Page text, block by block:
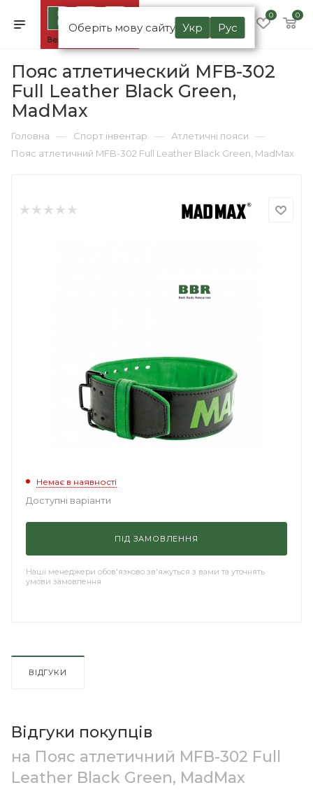
Оберіть мову сайту Укр Рус
0 0
Пояс атлетический MFB-302
Full Leather Black Green,
MadMax
Головна — Спорт інвентар — Атлетичні пояси —
Пояс атлетичний MFB-302 Full Leather Black Green, MadMax
Немає в наявності
Доступні варіанти
ПІД ЗАМОВЛЕННЯ
Наші менеджери обов'язково зв'яжуться з вами та уточнять
умови замовлення
ВІДГУКИ
Відгуки покупців
на Пояс атлетичний MFB-302 Full
Leather Black Green, MadMax